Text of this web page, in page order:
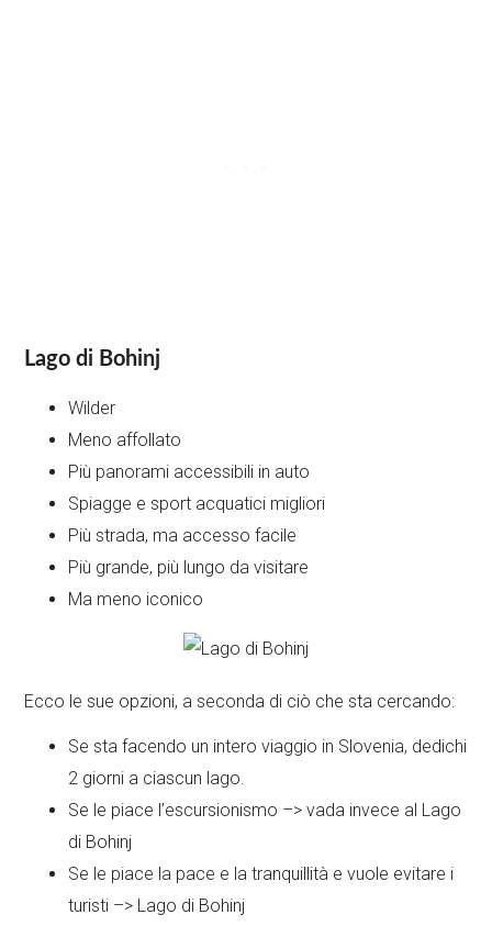
Lago di Bohinj
Wilder
Meno affollato
Più panorami accessibili in auto
Spiagge e sport acquatici migliori
Più strada, ma accesso facile
Più grande, più lungo da visitare
Ma meno iconico
Ecco le sue opzioni, a seconda di ciò che sta cercando:
Se sta facendo un intero viaggio in Slovenia, dedichi
2 giorni a ciascun lago.
Se le piace l’escursionismo –> vada invece al Lago
di Bohinj
Se le piace la pace e la tranquillità e vuole evitare i
turisti –> Lago di Bohinj